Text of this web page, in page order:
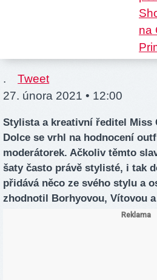
.
Tweet
27. února 2021 • 12:00
Stylista a kreativní ředitel Miss
Dolce se vrhl na hodnocení
moderátorek. Ačkoliv těmto
šaty často právě stylisté, i tak
přidává něco ze svého stylu a
zhodnotil Borhyovou, Vítovou